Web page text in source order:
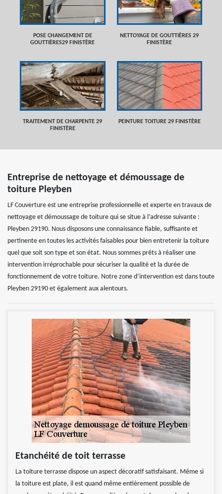
POSE CHANGEMENT DE
GOUTTIÈRES29 FINISTÈRE
NETTOYAGE DE GOUTTIÈRES 29
FINISTÈRE
TRAITEMENT DE CHARPENTE 29
FINISTÈRE
PEINTURE TOITURE 29 FINISTÈRE
Entreprise de nettoyage et démoussage de
toiture Pleyben
LF Couverture est une entreprise professionnelle et experte en travaux de
nettoyage et démoussage de toiture qui se situe à l’adresse suivante :
Pleyben 29190. Nous disposons une connaissance fiable, suffisante et
pertinente en toutes les activités faisables pour bien entretenir la toiture
quel que soit son type et son état. Nous sommes prêts à réaliser une
intervention irréprochable pour sécuriser la qualité et la durée de
fonctionnement de votre toiture. Notre zone d’intervention est dans toute
Pleyben 29190 et également aux alentours.
Etanchéité de toit terrasse
La toiture terrasse dispose un aspect décoratif satisfaisant. Même si
la toiture est plate, il est quand même entièrement possible de